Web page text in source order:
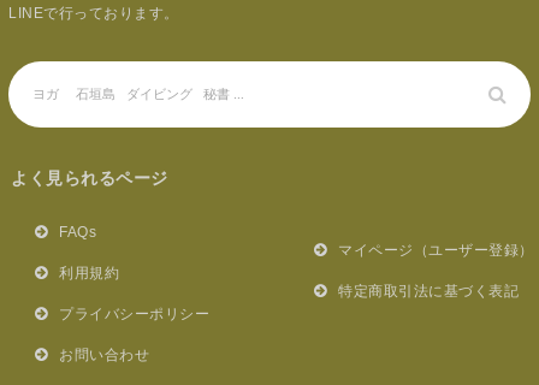
LINEで行っております。
よく見られるページ
FAQs
利用規約
プライバシーポリシー
お問い合わせ
マイページ（ユーザー登録）
特定商取引法に基づく表記